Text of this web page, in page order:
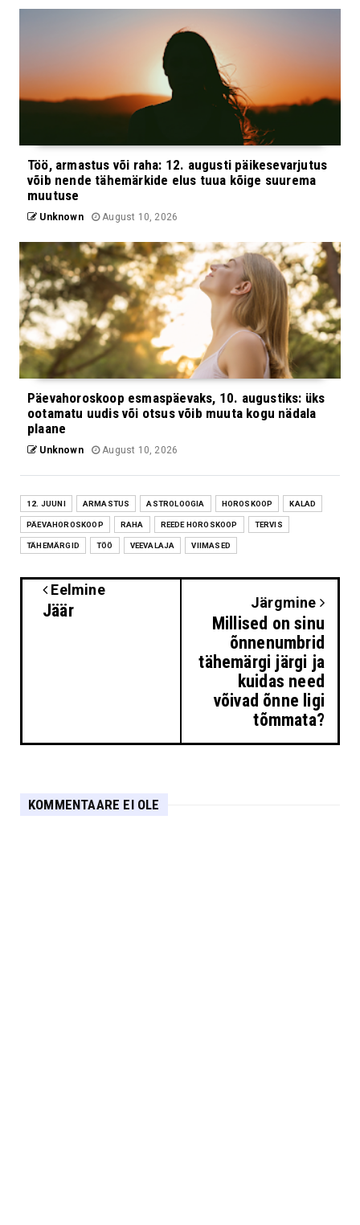
Töö, armastus või raha: 12. augusti päikesevarjutus
võib nende tähemärkide elus tuua kõige suurema
muutuse
Unknown August 10, 2026
Päevahoroskoop esmaspäevaks, 10. augustiks: üks
ootamatu uudis või otsus võib muuta kogu nädala
plaane
Unknown August 10, 2026
12. JUUNI ARMASTUS ASTROLOOGIA HOROSKOOP KALAD
PÄEVAHOROSKOOP RAHA REEDE HOROSKOOP TERVIS
TÄHEMÄRGID TÖÖ VEEVALAJA VIIMASED
Eelmine
Jäär Järgmine
Millised on sinu
õnnenumbrid
tähemärgi järgi ja
kuidas need
võivad õnne ligi
tõmmata?
KOMMENTAARE EI OLE